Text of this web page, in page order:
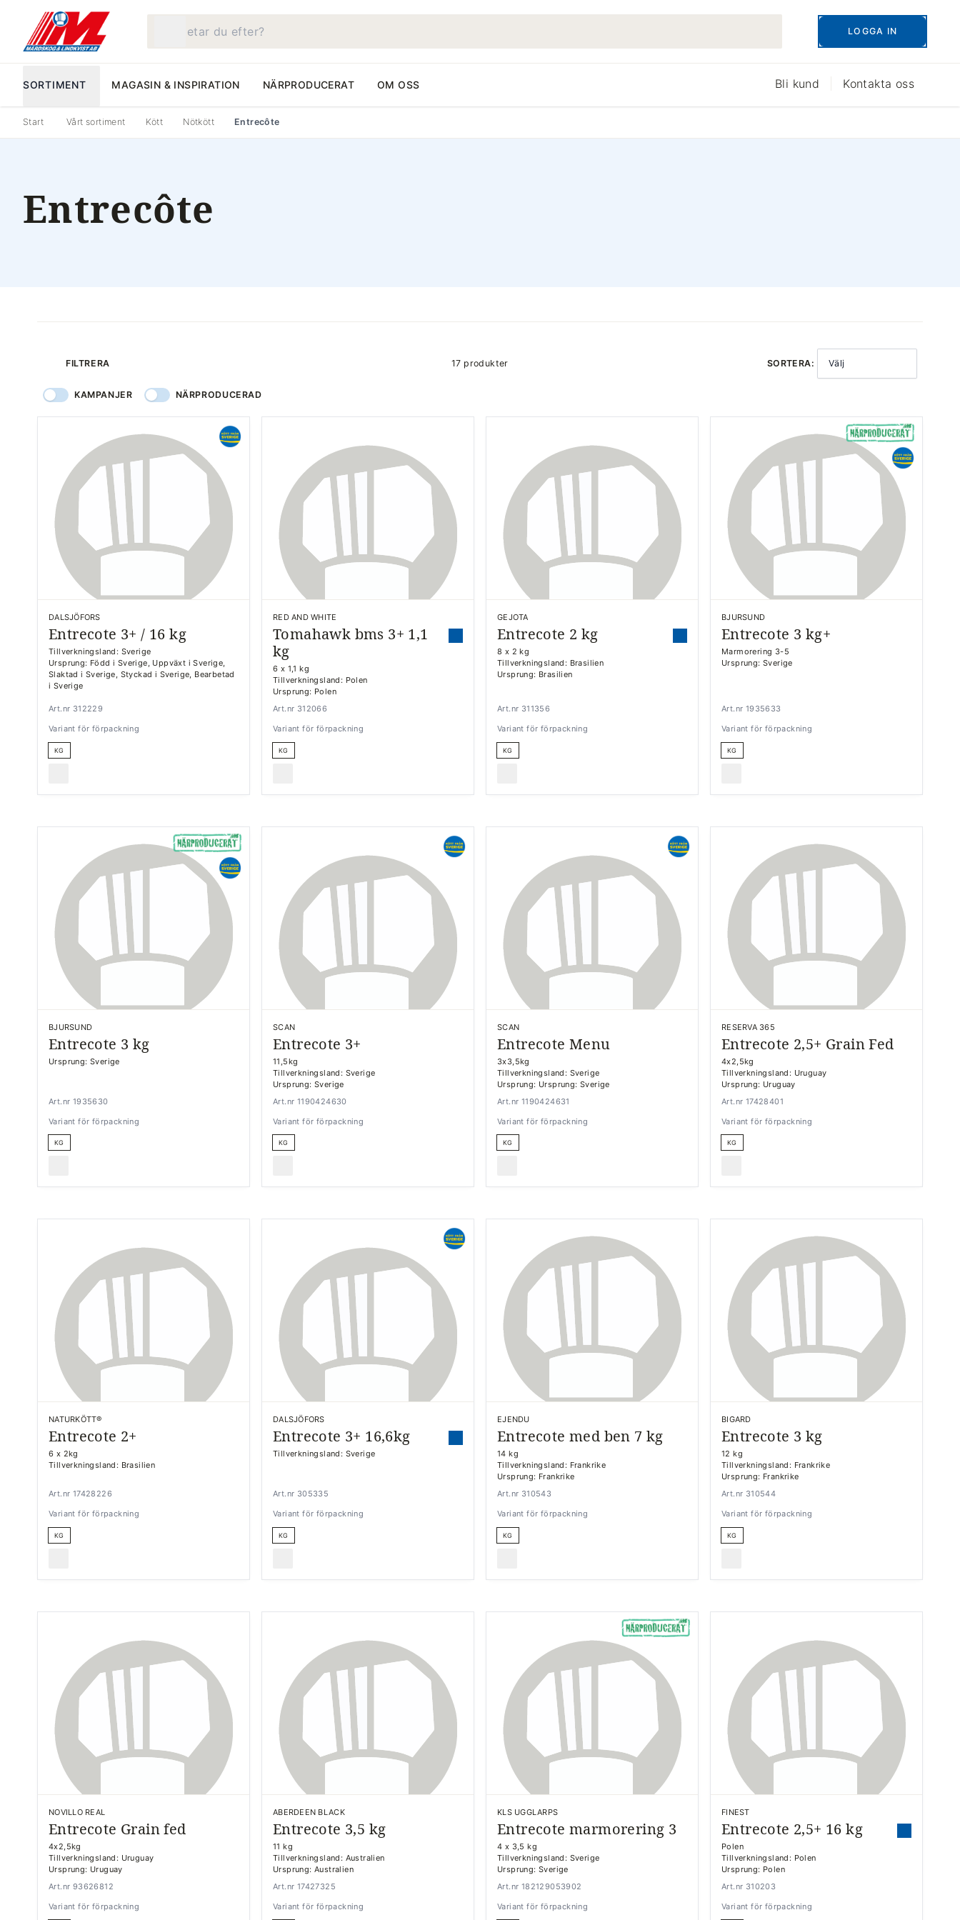
LOGGA IN
SORTIMENT MAGASIN & INSPIRATION NÄRPRODUCERAT OM OSS Bli kund Kontakta oss
Start Vårt sortiment Kött Nötkött Entrecôte
Entrecôte
FILTRERA 17 produkter SORTERA: Välj
KAMPANJER NÄRPRODUCERAD
DALSJÖFORS
Entrecote 3+ / 16 kg
Tillverkningsland: Sverige
Ursprung: Född i Sverige, Uppväxt i Sverige,
Slaktad i Sverige, Styckad i Sverige, Bearbetad
i Sverige
Art.nr 312229
Variant för förpackning
KG
RED AND WHITE
Tomahawk bms 3+ 1,1
kg
6 x 1,1 kg
Tillverkningsland: Polen
Ursprung: Polen
Art.nr 312066
Variant för förpackning
KG
GEJOTA
Entrecote 2 kg
8 x 2 kg
Tillverkningsland: Brasilien
Ursprung: Brasilien
Art.nr 311356
Variant för förpackning
KG
BJURSUND
Entrecote 3 kg+
Marmorering 3-5
Ursprung: Sverige
Art.nr 1935633
Variant för förpackning
KG
BJURSUND
Entrecote 3 kg
Ursprung: Sverige
Art.nr 1935630
Variant för förpackning
KG
SCAN
Entrecote 3+
11,5kg
Tillverkningsland: Sverige
Ursprung: Sverige
Art.nr 1190424630
Variant för förpackning
KG
SCAN
Entrecote Menu
3x3,5kg
Tillverkningsland: Sverige
Ursprung: Ursprung: Sverige
Art.nr 1190424631
Variant för förpackning
KG
RESERVA 365
Entrecote 2,5+ Grain Fed
4x2,5kg
Tillverkningsland: Uruguay
Ursprung: Uruguay
Art.nr 17428401
Variant för förpackning
KG
NATURKÖTT®
Entrecote 2+
6 x 2kg
Tillverkningsland: Brasilien
Art.nr 17428226
Variant för förpackning
KG
DALSJÖFORS
Entrecote 3+ 16,6kg
Tillverkningsland: Sverige
Art.nr 305335
Variant för förpackning
KG
EJENDU
Entrecote med ben 7 kg
14 kg
Tillverkningsland: Frankrike
Ursprung: Frankrike
Art.nr 310543
Variant för förpackning
KG
BIGARD
Entrecote 3 kg
12 kg
Tillverkningsland: Frankrike
Ursprung: Frankrike
Art.nr 310544
Variant för förpackning
KG
NOVILLO REAL
Entrecote Grain fed
4x2,5kg
Tillverkningsland: Uruguay
Ursprung: Uruguay
Art.nr 93626812
Variant för förpackning
ABERDEEN BLACK
Entrecote 3,5 kg
11 kg
Tillverkningsland: Australien
Ursprung: Australien
Art.nr 17427325
Variant för förpackning
KLS UGGLARPS
Entrecote marmorering 3
4 x 3,5 kg
Tillverkningsland: Sverige
Ursprung: Sverige
Art.nr 182129053902
Variant för förpackning
FINEST
Entrecote 2,5+ 16 kg
Polen
Tillverkningsland: Polen
Ursprung: Polen
Art.nr 310203
Variant för förpackning